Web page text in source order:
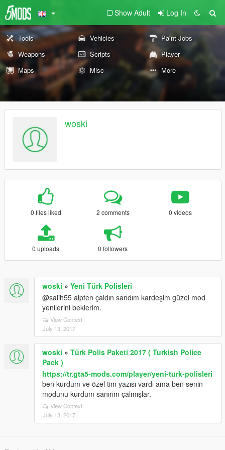
Show Adult Log In
Tools Vehicles
Paint Jobs
Weapons
Scripts
Player
Maps
Misc More
woski
0 files liked 2 comments 0 videos
0 uploads 0 followers
woski » Yeni Türk Polisleri
@salih55 alpten çaldın sandım kardeşim güzel mod
yenilerini beklerim.
View Context
July 13, 2017
woski » Türk Polis Paketi 2017 ( Turkish Police
Pack )
https://tr.gta5-mods.com/player/yeni-turk-polisleri
ben kurdum ve özel tim yazısı vardı ama ben senin
modunu kurdum sanırım çalmışlar.
View Context
July 13, 2017